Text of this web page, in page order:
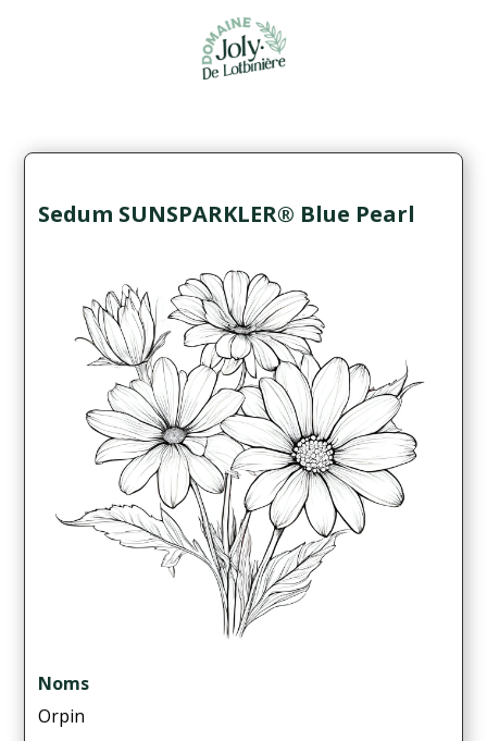
Sedum SUNSPARKLER® Blue Pearl
Noms
Orpin